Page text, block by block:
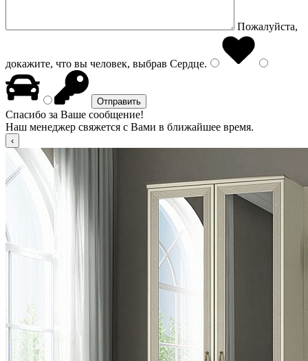
Пожалуйста,
докажите, что вы человек, выбрав Сердце.
Спасибо за Ваше сообщение!
Наш менеджер свяжется с Вами в ближайшее время.